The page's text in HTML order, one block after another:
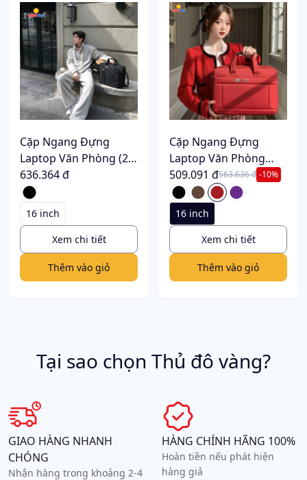
Cặp Ngang Đựng
Laptop Văn Phòng (2
trong 1) C163
636.364 đ
16 inch
Xem chi tiết
Thêm vào giỏ
Cặp Ngang Đựng
Laptop Văn Phòng
C142
509.091 đ563.636 đ -10%
16 inch
Xem chi tiết
Thêm vào giỏ
Tại sao chọn Thủ đô vàng?
GIAO HÀNG NHANH
CHÓNG
Nhận hàng trong khoảng 2-4
HÀNG CHÍNH HÃNG 100%
Hoàn tiền nếu phát hiện
hàng giả